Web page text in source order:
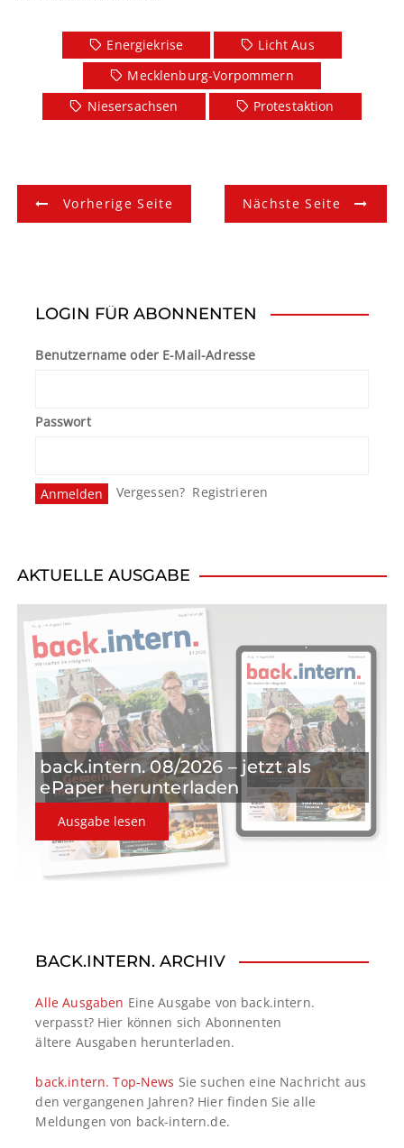
Energiekrise
Licht Aus
Mecklenburg-Vorpommern
Niesersachsen
Protestaktion
B
n
i
g
a
Vorherige Seite Nächste Seite
LOGIN FÜR ABONNENTEN
Benutzername oder E-Mail-Adresse
Passwort
Vergessen? Registrieren
AKTUELLE AUSGABE
back.intern. 08/2026 – jetzt als
ePaper herunterladen
Ausgabe lesen
BACK.INTERN. ARCHIV
Alle Ausgaben Eine Ausgabe von back.intern.
verpasst? Hier können sich Abonnenten
ältere Ausgaben herunterladen.
back.intern. Top-News Sie suchen eine Nachricht aus
den vergangenen Jahren? Hier finden Sie alle
Meldungen von back-intern.de.